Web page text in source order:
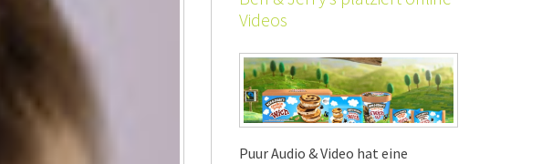
Videos
Puur Audio & Video hat eine